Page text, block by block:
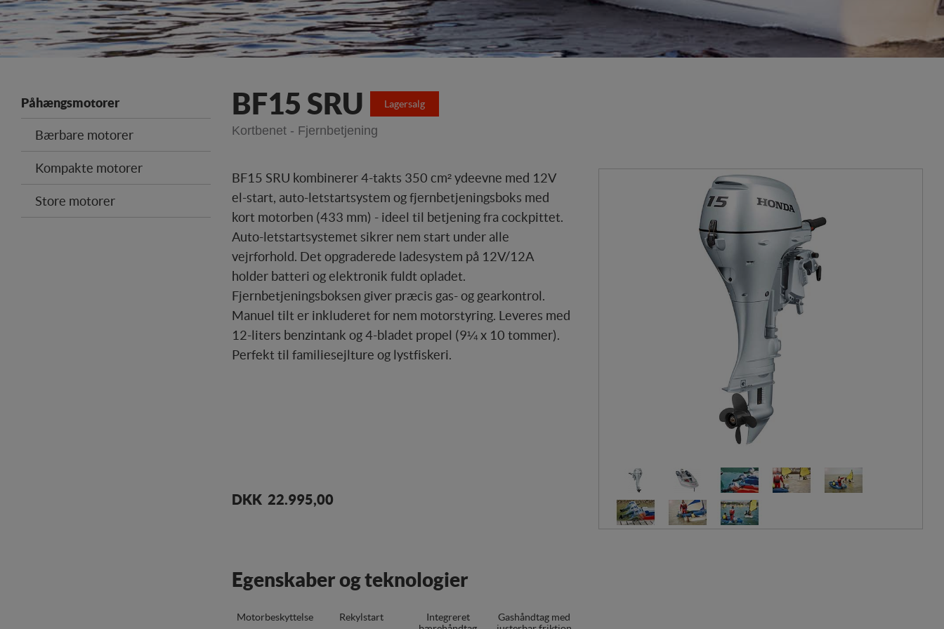
Påhængsmotorer
Bærbare motorer
Kompakte motorer
Store motorer
BF15 SRU Lagersalg
Kortbenet - Fjernbetjening
BF15 SRU kombinerer 4-takts 350 cm² ydeevne med 12V
el-start, auto-letstartsystem og fjernbetjeningsboks med
kort motorben (433 mm) - ideel til betjening fra cockpittet.
Auto-letstartsystemet sikrer nem start under alle
vejrforhold. Det opgraderede ladesystem på 12V/12A
holder batteri og elektronik fuldt opladet.
Fjernbetjeningsboksen giver præcis gas- og gearkontrol.
Manuel tilt er inkluderet for nem motorstyring. Leveres med
12-liters benzintank og 4-bladet propel (9¼ x 10 tommer).
Perfekt til familiesejlture og lystfiskeri.
DKK 22.995,00
Egenskaber og teknologier
Motorbeskyttelse Rekylstart
Integreret
Gashåndtag med